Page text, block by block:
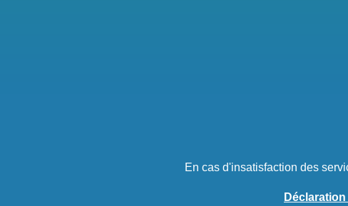
En cas d'insatisfaction des